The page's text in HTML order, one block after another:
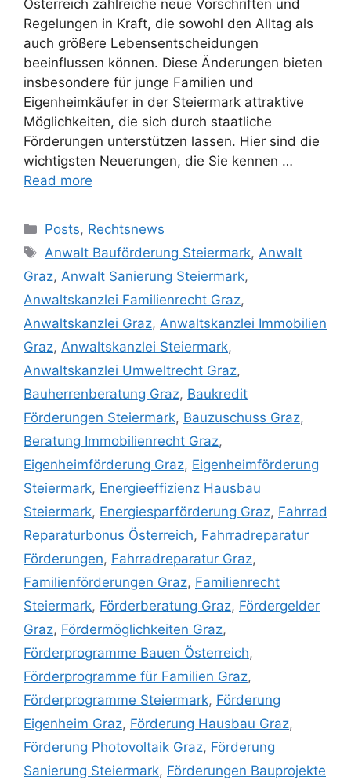
Österreich zahlreiche neue Vorschriften und
Regelungen in Kraft, die sowohl den Alltag als
auch größere Lebensentscheidungen
beeinflussen können. Diese Änderungen bieten
insbesondere für junge Familien und
Eigenheimkäufer in der Steiermark attraktive
Möglichkeiten, die sich durch staatliche
Förderungen unterstützen lassen. Hier sind die
wichtigsten Neuerungen, die Sie kennen …
Read more
Posts, Rechtsnews
Anwalt Bauförderung Steiermark,Anwalt
Graz, Anwalt Sanierung Steiermark,
Anwaltskanzlei Familienrecht Graz,
Anwaltskanzlei Graz, Anwaltskanzlei Immobilien
Graz, Anwaltskanzlei Steiermark,
Anwaltskanzlei Umweltrecht Graz,
Bauherrenberatung Graz, Baukredit
Förderungen Steiermark, Bauzuschuss Graz,
Beratung Immobilienrecht Graz,
Eigenheimförderung Graz, Eigenheimförderung
Steiermark, Energieeffizienz Hausbau
Steiermark, Energiesparförderung Graz, Fahrrad
Reparaturbonus Österreich, Fahrradreparatur
Förderungen, Fahrradreparatur Graz,
Familienförderungen Graz, Familienrecht
Steiermark, Förderberatung Graz, Fördergelder
Graz, Fördermöglichkeiten Graz,
Förderprogramme Bauen Österreich,
Förderprogramme für Familien Graz,
Förderprogramme Steiermark, Förderung
Eigenheim Graz, Förderung Hausbau Graz,
Förderung Photovoltaik Graz, Förderung
Sanierung Steiermark, Förderungen Bauprojekte